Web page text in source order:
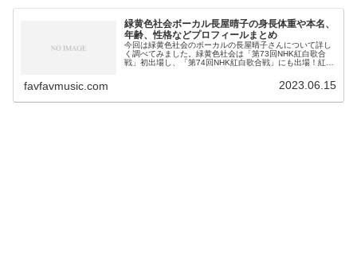
緑黄色社会ボーカル長屋晴子の身長体重や本名、
年齢、性格などプロフィールまとめ
今回は緑黄色社会のボーカルの長屋晴子さんについて詳し
く調べてみました。緑黄色社会は「第73回NHK紅白歌合
戦」初出場し、「第74回NHK紅白歌合戦」にも出場！紅白
favfavmusic.com 2023.06.15